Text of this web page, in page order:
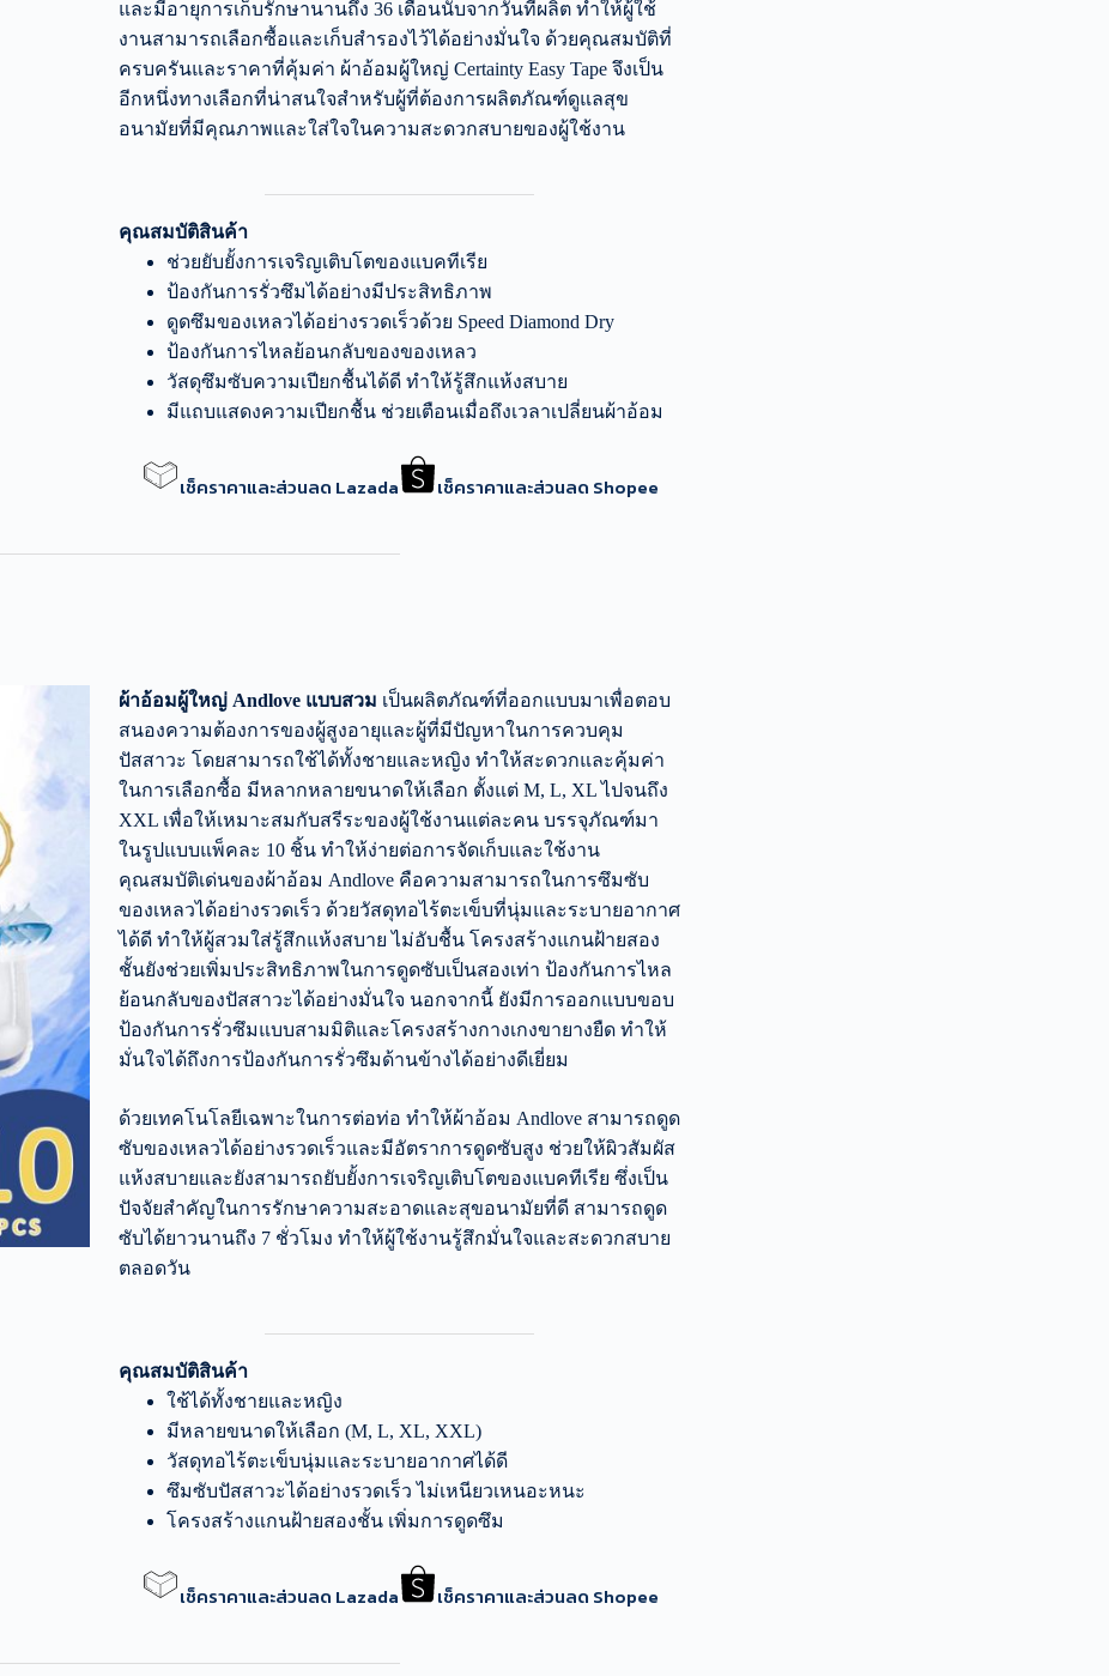
และมีอายุการเก็บรักษานานถึง 36 เดือนนับจากวันที่ผลิต ทำให้ผู้ใช้
งานสามารถเลือกซื้อและเก็บสำรองไว้ได้อย่างมั่นใจ ด้วยคุณสมบัติที่
ครบครันและราคาที่คุ้มค่า ผ้าอ้อมผู้ใหญ่ Certainty Easy Tape จึงเป็น
อีกหนึ่งทางเลือกที่น่าสนใจสำหรับผู้ที่ต้องการผลิตภัณฑ์ดูแลสุข
อนามัยที่มีคุณภาพและใส่ใจในความสะดวกสบายของผู้ใช้งาน
คุณสมบัติสินค้า
ช่วยยับยั้งการเจริญเติบโตของแบคทีเรีย
ป้องกันการรั่วซึมได้อย่างมีประสิทธิภาพ
ดูดซึมของเหลวได้อย่างรวดเร็วด้วย Speed Diamond Dry
ป้องกันการไหลย้อนกลับของของเหลว
วัสดุซึมซับความเปียกชื้นได้ดี ทำให้รู้สึกแห้งสบาย
มีแถบแสดงความเปียกชื้น ช่วยเตือนเมื่อถึงเวลาเปลี่ยนผ้าอ้อม
เช็คราคาและส่วนลด Lazada เช็คราคาและส่วนลด Shopee
ผ้าอ้อมผู้ใหญ่ Andlove แบบสวม เป็นผลิตภัณฑ์ที่ออกแบบมาเพื่อตอบ
สนองความต้องการของผู้สูงอายุและผู้ที่มีปัญหาในการควบคุม
ปัสสาวะ โดยสามารถใช้ได้ทั้งชายและหญิง ทำให้สะดวกและคุ้มค่า
ในการเลือกซื้อ มีหลากหลายขนาดให้เลือก ตั้งแต่ M, L, XL ไปจนถึง
XXL เพื่อให้เหมาะสมกับสรีระของผู้ใช้งานแต่ละคน บรรจุภัณฑ์มา
ในรูปแบบแพ็คละ 10 ชิ้น ทำให้ง่ายต่อการจัดเก็บและใช้งาน
คุณสมบัติเด่นของผ้าอ้อม Andlove คือความสามารถในการซึมซับ
ของเหลวได้อย่างรวดเร็ว ด้วยวัสดุทอไร้ตะเข็บที่นุ่มและระบายอากาศ
ได้ดี ทำให้ผู้สวมใส่รู้สึกแห้งสบาย ไม่อับชื้น โครงสร้างแกนฝ้ายสอง
ชั้นยังช่วยเพิ่มประสิทธิภาพในการดูดซับเป็นสองเท่า ป้องกันการไหล
ย้อนกลับของปัสสาวะได้อย่างมั่นใจ นอกจากนี้ ยังมีการออกแบบขอบ
ป้องกันการรั่วซึมแบบสามมิติและโครงสร้างกางเกงขายางยืด ทำให้
มั่นใจได้ถึงการป้องกันการรั่วซึมด้านข้างได้อย่างดีเยี่ยม
ด้วยเทคโนโลยีเฉพาะในการต่อท่อ ทำให้ผ้าอ้อม Andlove สามารถดูด
ซับของเหลวได้อย่างรวดเร็วและมีอัตราการดูดซับสูง ช่วยให้ผิวสัมผัส
แห้งสบายและยังสามารถยับยั้งการเจริญเติบโตของแบคทีเรีย ซึ่งเป็น
ปัจจัยสำคัญในการรักษาความสะอาดและสุขอนามัยที่ดี สามารถดูด
ซับได้ยาวนานถึง 7 ชั่วโมง ทำให้ผู้ใช้งานรู้สึกมั่นใจและสะดวกสบาย
ตลอดวัน
คุณสมบัติสินค้า
ใช้ได้ทั้งชายและหญิง
มีหลายขนาดให้เลือก (M, L, XL, XXL)
วัสดุทอไร้ตะเข็บนุ่มและระบายอากาศได้ดี
ซึมซับปัสสาวะได้อย่างรวดเร็ว ไม่เหนียวเหนอะหนะ
โครงสร้างแกนฝ้ายสองชั้น เพิ่มการดูดซึม
เช็คราคาและส่วนลด Lazada เช็คราคาและส่วนลด Shopee